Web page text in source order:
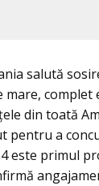
salută
mare, complet
din toată
pentru a
este primul